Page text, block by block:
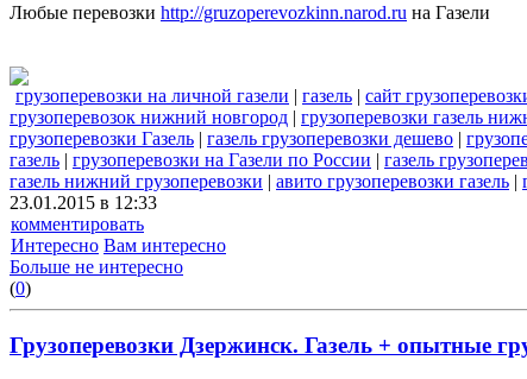
Любые перевозки http://gruzoperevozkinn.narod.ru на Газели
грузоперевозки на личной газели | газель | сайт
грузоперевозок нижний новгород | грузоперевозки газель
грузоперевозки Газель | газель грузоперевозки дешево |
газель | грузоперевозки на Газели по России | газель
газель нижний грузоперевозки | авито грузоперевозки газель |
23.01.2015 в 12:33
комментировать
Интересно Вам интересно
Больше не интересно
(0)
Грузоперевозки Дзержинск. Газель + опытные